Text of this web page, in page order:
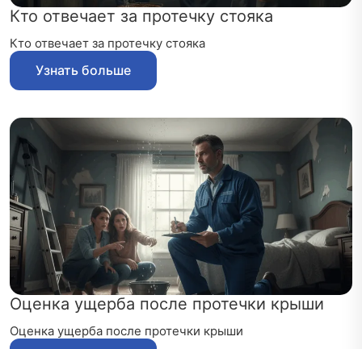
Кто отвечает за протечку стояка
Кто отвечает за протечку стояка
Узнать больше
Оценка ущерба после протечки крыши
Оценка ущерба после протечки крыши